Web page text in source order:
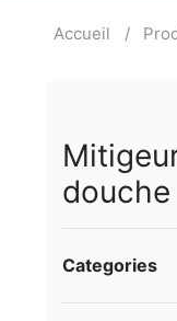
Accueil
douche
Categories